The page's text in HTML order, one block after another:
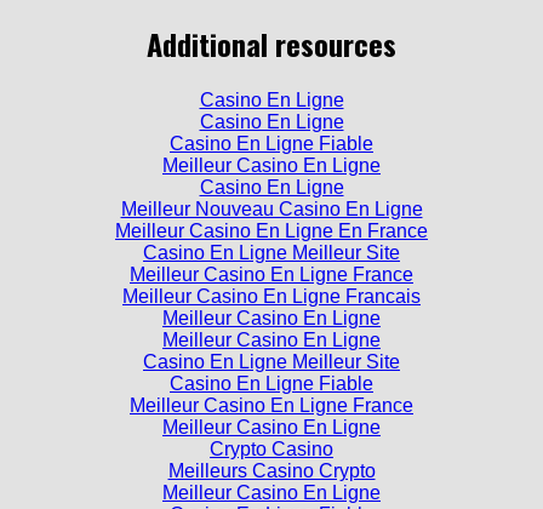
Additional resources
Casino En Ligne
Casino En Ligne
Casino En Ligne Fiable
Meilleur Casino En Ligne
Casino En Ligne
Meilleur Nouveau Casino En Ligne
Meilleur Casino En Ligne En France
Casino En Ligne Meilleur Site
Meilleur Casino En Ligne France
Meilleur Casino En Ligne Francais
Meilleur Casino En Ligne
Meilleur Casino En Ligne
Casino En Ligne Meilleur Site
Casino En Ligne Fiable
Meilleur Casino En Ligne France
Meilleur Casino En Ligne
Crypto Casino
Meilleurs Casino Crypto
Meilleur Casino En Ligne